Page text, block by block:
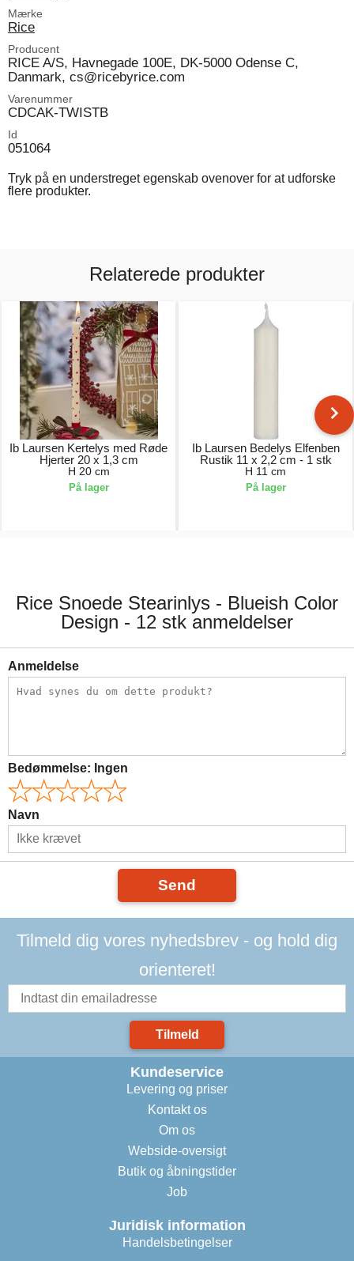
Mærke
Rice
Producent
RICE A/S, Havnegade 100E, DK-5000 Odense C,
Danmark, cs@ricebyrice.com
Varenummer
CDCAK-TWISTB
Id
051064
Tryk på en understreget egenskab ovenover for at udforske
flere produkter.
Relaterede produkter
Ib Laursen Kertelys med Røde
Hjerter 20 x 1,3 cm
H 20 cm
På lager
Ib Laursen Bedelys Elfenben
Rustik 11 x 2,2 cm - 1 stk
H 11 cm
På lager
Rice Snoede Stearinlys - Blueish Color
Design - 12 stk anmeldelser
Anmeldelse
Bedømmelse: Ingen
Navn
Send
Tilmeld dig vores nyhedsbrev - og hold dig
orienteret!
Tilmeld
Kundeservice
Levering og priser
Kontakt os
Om os
Webside-oversigt
Butik og åbningstider
Job
Juridisk information
Handelsbetingelser